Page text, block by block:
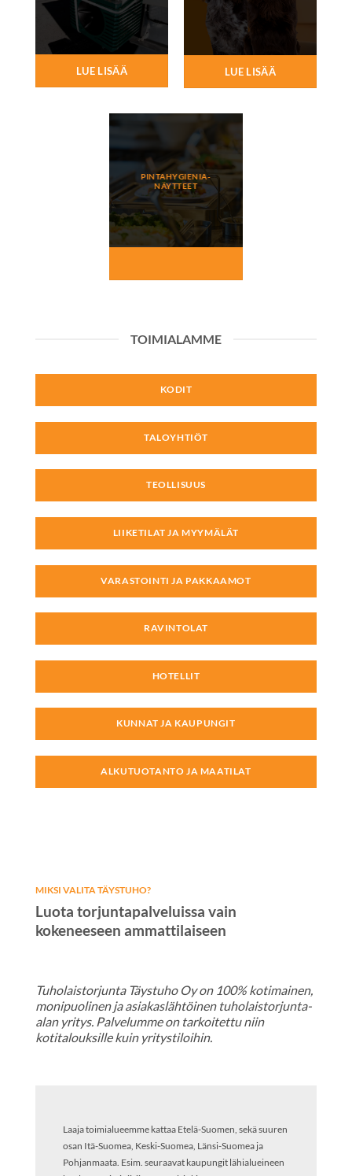
LUE LISÄÄ LUE LISÄÄ
PINTAHYGIENIA-
NÄYTTEET
TOIMIALAMME
KODIT
TALOYHTIÖT
TEOLLISUUS
LIIKETILAT JA MYYMÄLÄT
VARASTOINTI JA PAKKAAMOT
RAVINTOLAT
HOTELLIT
KUNNAT JA KAUPUNGIT
ALKUTUOTANTO JA MAATILAT
MIKSI VALITA TÄYSTUHO?
Luota torjuntapalveluissa vain
kokeneeseen ammattilaiseen
Tuholaistorjunta Täystuho Oy on 100% kotimainen,
monipuolinen ja asiakaslähtöinen tuholaistorjunta-
alan yritys. Palvelumme on tarkoitettu niin
kotitalouksille kuin yritystiloihin.
Laaja toimialueemme kattaa Etelä-Suomen, sekä suuren
osan Itä-Suomea, Keski-Suomea, Länsi-Suomea ja
Pohjanmaata. Esim. seuraavat kaupungit lähialueineen